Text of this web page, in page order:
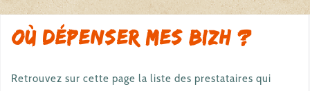
Où dépenser mes Bizh ?
Retrouvez sur cette page la liste des prestataires qui